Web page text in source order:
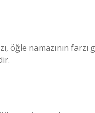
öğle namazının farzı